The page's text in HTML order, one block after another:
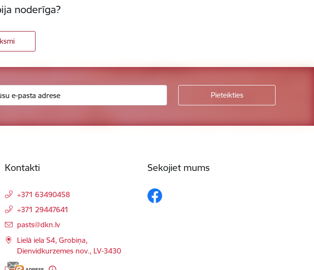
noderīga?
Kontakti
+371 63490458
+371 29447641
E-pasts:
pasts@dkn.lv
Lielā iela 54, Grobiņa,
Dienvidkurzemes nov., LV-3430
Sekojiet mums